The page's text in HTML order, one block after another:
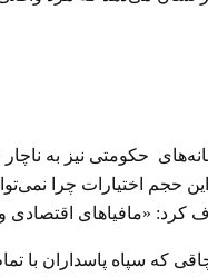
حکومتی نیز به ناچار
حجم اختیارات چرا
اقتصادی و
که سپاه پاسداران